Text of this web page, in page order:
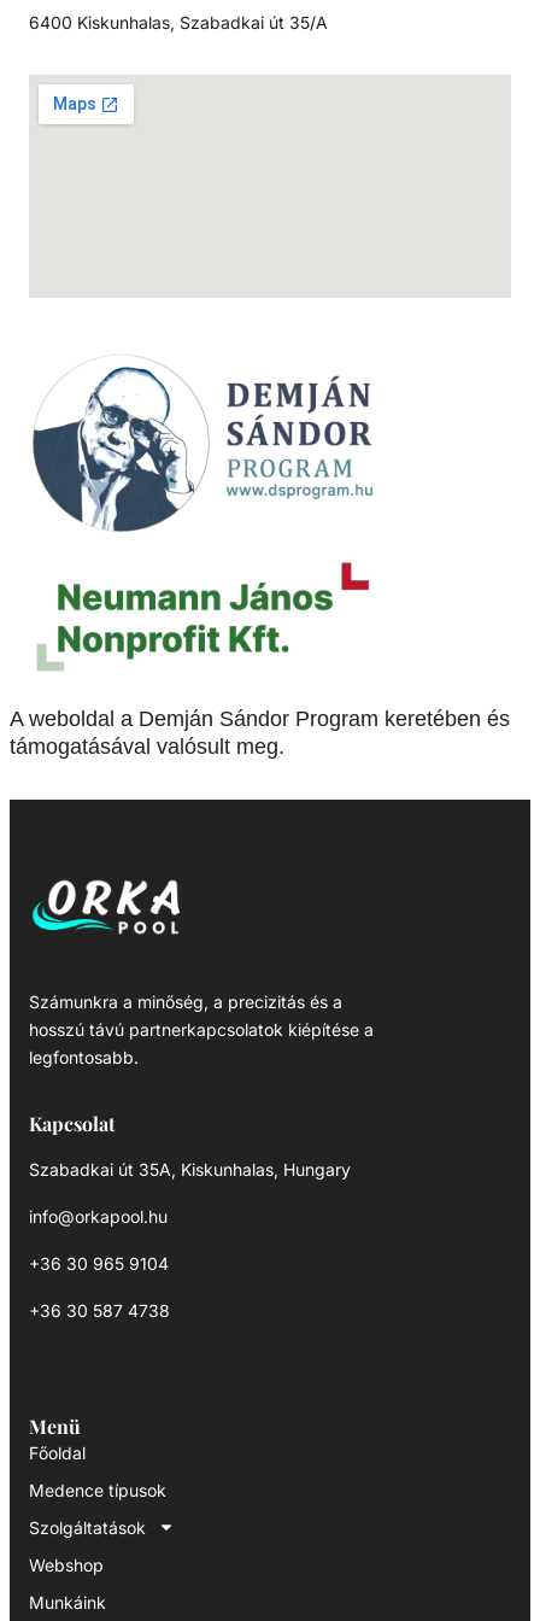
6400 Kiskunhalas, Szabadkai út 35/A
A weboldal a Demján Sándor Program keretében és
támogatásával valósult meg.
Számunkra a minőség, a precizitás és a
hosszú távú partnerkapcsolatok kiépítése a
legfontosabb.
Kapcsolat
Szabadkai út 35A, Kiskunhalas, Hungary
info@orkapool.hu
+36 30 965 9104
+36 30 587 4738
Menü
Főoldal
Medence típusok
Szolgáltatások
Webshop
Munkáink